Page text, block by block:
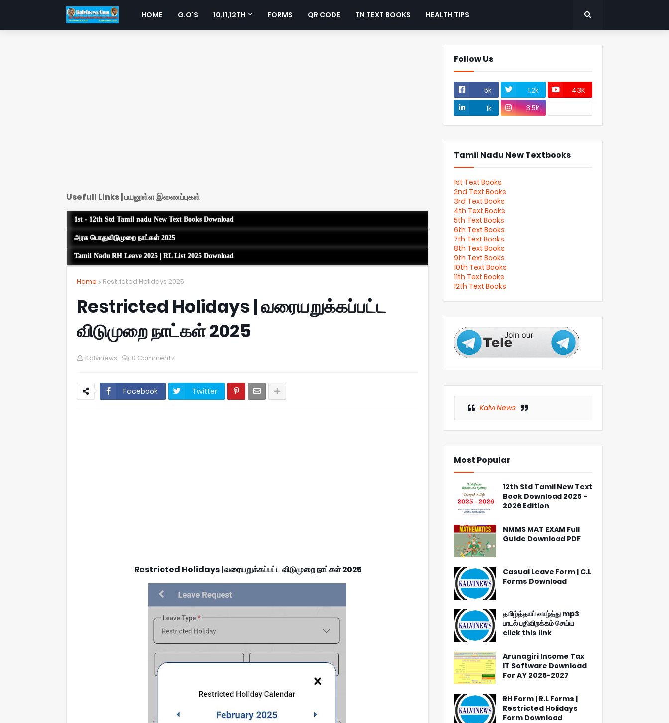
HOME G.O'S 10,11,12TH FORMS QR CODE TN TEXT BOOKS HEALTH TIPS
Usefull Links | பயனுள்ள இணைப்புகள்
1st - 12th Std Tamil nadu New Text Books Download
அரசு பொதுவிடுமுறை நாட்கள் 2025
Tamil Nadu RH Leave 2025 | RL List 2025 Download
Home Restricted Holidays 2025
Restricted Holidays | வரையறுக்கப்பட்ட
விடுமுறை நாட்கள் 2025
Kalvinews 0 Comments
Facebook Twitter
Restricted Holidays | வரையறுக்கப்பட்ட விடுமுறை நாட்கள் 2025
Follow Us
5k 1.2k
43K
1k
3.5k
Tamil Nadu New Textbooks
1st Text Books
2nd Text Books
3rd Text Books
4th Text Books
5th Text Books
6th Text Books
7th Text Books
8th Text Books
9th Text Books
10th Text Books
11th Text Books
12th Text Books
Kalvi News
Most Popular
12th Std Tamil New Text
Book Download 2025 -
2026 Edition
NMMS MAT EXAM Full
Guide Download PDF
Casual Leave Form | C.L
Forms Download
தமிழ்த்தாய் வாழ்த்து mp3
பாடல் பதிவிறக்கம் செய்ய
click this link
Arunagiri Income Tax
IT Software Download
For AY 2026-2027
RH Form | R.L Forms |
Restricted Holidays
Form Download